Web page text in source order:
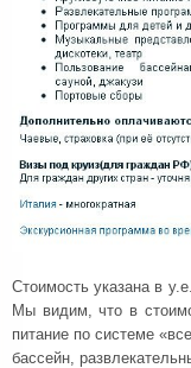
Стоимость указана в
Мы видим, что в
питание по системе
бассейн,